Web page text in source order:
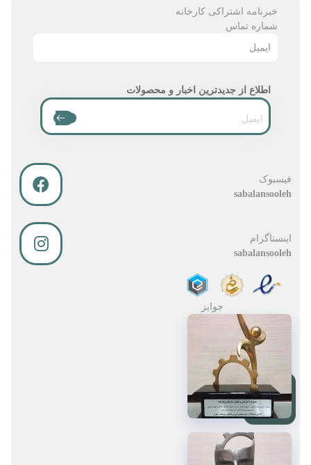
خبرنامه اشتراکی کارخانه
شماره تماس
ایمیل
اطلاع از جدیدترین اخبار و محصولات
فیسبوک
sabalansooleh
اینستاگرام
sabalansooleh
جوایز